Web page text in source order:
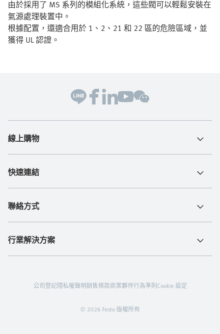
由於採用了 MS 系列的模組化系統，這些閥可以輕鬆安裝在
氣源處理裝置中。
根據配置，還適合用於 1、2、21 和 22 區的危險區域，並
獲得 UL 認證。
線上購物
快速連結
聯絡方式
行業解決方案
© 2026 Festo 版權所有
公司登記隱私權聲明銷售條款商業夥伴行為準則Cookie 設定